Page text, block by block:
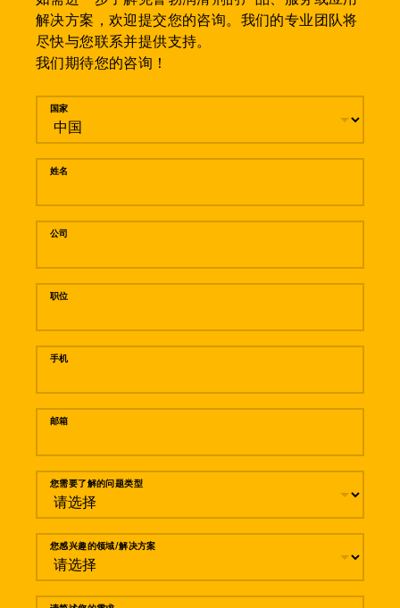
解决方案，欢迎提交您的咨询。我们的专业团队将
尽快与您联系并提供支持。
我们期待您的咨询！
留言
国家
姓名
公司
职位
手机
邮箱
您需要了解的问题类型
您感兴趣的领域/解决方案